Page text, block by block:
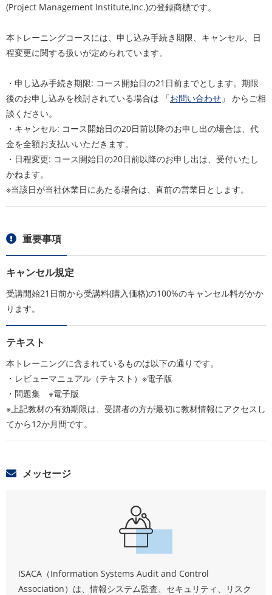
(Project Management Institute,Inc.)の登録商標です。
本トレーニングコースには、申し込み手続き期限、キャンセル、日
程変更に関する扱いが定められています。
・申し込み手続き期限: コース開始日の21日前までとします。期限
後のお申し込みを検討されている場合は 「お問い合わせ 」 からご相
談ください。
・キャンセル: コース開始日の20日前以降のお申し出の場合は、代
金を全額お支払いいただきます。
・日程変更: コース開始日の20日前以降のお申し出は、受付いたし
かねます。
※当該日が当社休業日にあたる場合は、直前の営業日とします。
重要事項
キャンセル規定
受講開始21日前から受講料(購入価格)の100%のキャンセル料がかか
ります。
テキスト
本トレーニングに含まれているものは以下の通りです。
・レビューマニュアル（テキスト）※電子版
・問題集 ※電子版
※上記教材の有効期限は、受講者の方が最初に教材情報にアクセスし
てから12か月間です。
メッセージ
ISACA（Information Systems Audit and Control
Association）は、情報システム監査、セキュリティ、リスク